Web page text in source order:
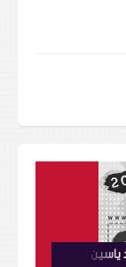
الطائي